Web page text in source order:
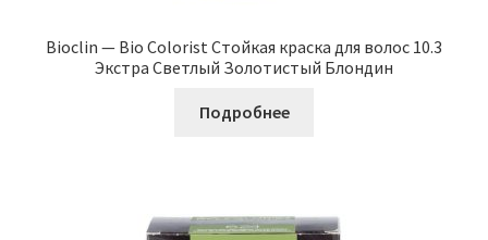
Bioclin — Bio Colorist Стойкая краска для волос 10.3
Экстра Светлый Золотистый Блондин
Подробнее